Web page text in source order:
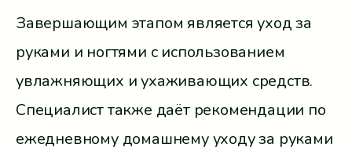
Завершающим этапом является уход за
руками и ногтями с использованием
увлажняющих и ухаживающих средств.
Специалист также даёт рекомендации по
ежедневному домашнему уходу за руками